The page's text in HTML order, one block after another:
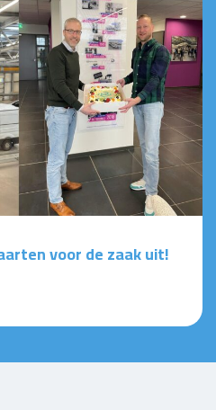
voor de zaak uit!